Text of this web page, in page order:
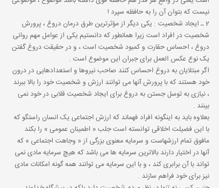
نیست که بتوان آن را به حافظه سپرد !
2 ـ ایجاد شخصیت : یکى دیگر از مؤثرترین طرق درمان دروغ ، پرورش
شخصیت در افراد است زیرا همانطور که دانستیم یکى از عوامل مهم روانى
دروغ ، احساس حقارت و کمبود شخصیت است ، و در حقیقت دروغ گفتن
یک نوع عکس العمل براى جبران این موضوع است .
اگر مبتلایان به دروغ احساس کنند صاحب نیروها و استعدادهایى در درون
خود هستند که با پرورش آنها مى توانند ارزش و شخصیت خود را بالا ببرند
، نیازى به توسل جستن به دروغ براى ایجاد شخصیت قلابى در خود نمى
بینند .
بعلاوه باید به اینگونه افراد فهماند که ارزش اجتماعى یک انسان راستگو که
با این فضیلت اخلاقى توانسته است جلب « اطمینان عمومى » را بکند
مافوق تمام ارزشهاست و سرمایه معنوى بزرگى از « وجاهت اجتماعى » که
آنها در اختیار دارند بالاترین سرمایه ها مى باشد که هیچ سرمایه مادى نمى
تواند با آن برابرى کند ، و با این سرمایه مى توانند همه گونه امکانات مادى
نیز براى خود فراهم سازند .